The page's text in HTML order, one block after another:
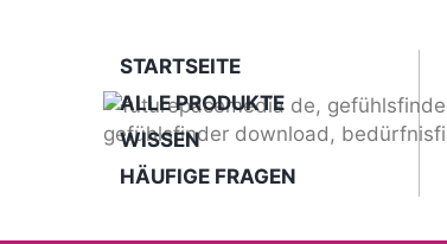
STARTSEITE
ALLE PRODUKTE
WISSEN
HÄUFIGE FRAGEN